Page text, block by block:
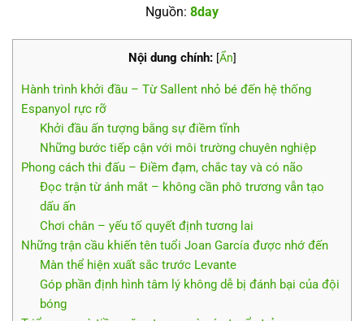
Nguồn: 8day
Nội dung chính: [Ẩn]
Hành trình khởi đầu – Từ Sallent nhỏ bé đến hệ thống
Espanyol rực rỡ
Khởi đầu ấn tượng bằng sự điềm tĩnh
Những bước tiếp cận với môi trường chuyên nghiệp
Phong cách thi đấu – Điềm đạm, chắc tay và có não
Đọc trận từ ánh mắt – không cần phô trương vẫn tạo
dấu ấn
Chơi chân – yếu tố quyết định tương lai
Những trận cầu khiến tên tuổi Joan García được nhớ đến
Màn thể hiện xuất sắc trước Levante
Góp phần định hình tâm lý không dễ bị đánh bại của đội
bóng